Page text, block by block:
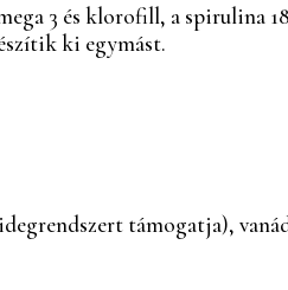
3 és klorofill, a spirulina
ki egymást.
támogatja),